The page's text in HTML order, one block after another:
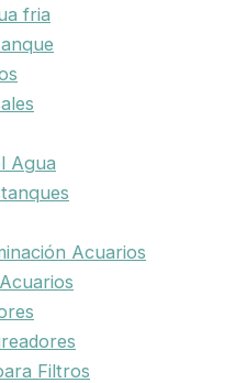
fria
Agua
Acuarios
Filtros